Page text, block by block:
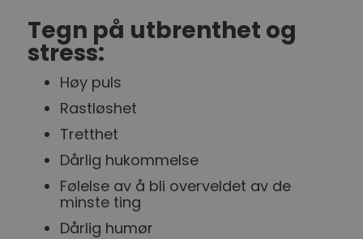
Tegn på utbrenthet og
stress:
Høy puls
Rastløshet
Tretthet
Dårlig hukommelse
Følelse av å bli overveldet av de
minste ting
Dårlig humør